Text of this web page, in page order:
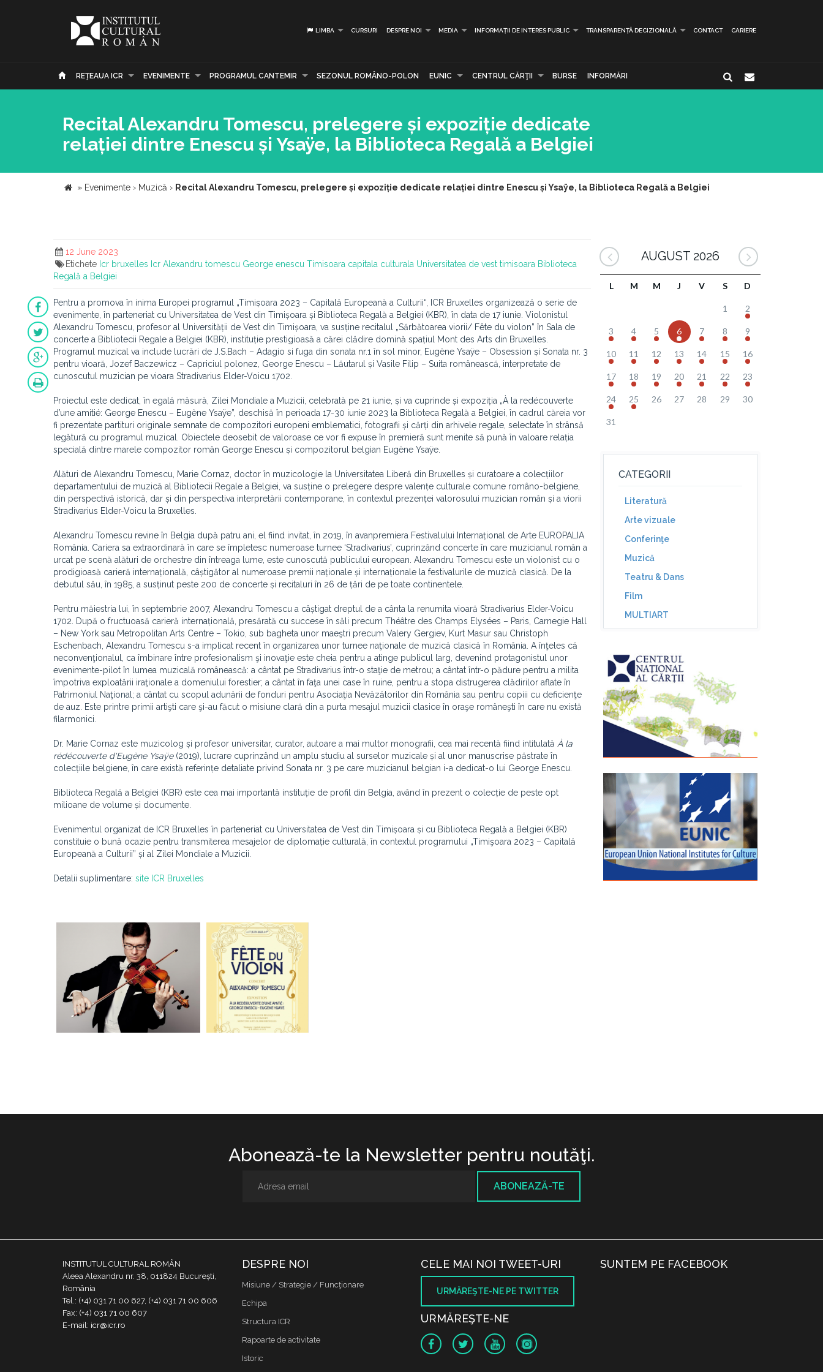
LIMBA CURSURI DESPRE NOI MEDIA INFORMAȚII DE INTERES PUBLIC TRANSPARENȚĂ DECIZIONALĂ CONTACT CARIERE
REŢEAUA ICR EVENIMENTE PROGRAMUL CANTEMIR SEZONUL ROMÂNO-POLON EUNIC CENTRUL CĂRŢII BURSE INFORMĂRI
Recital Alexandru Tomescu, prelegere și expoziție dedicate
relației dintre Enescu și Ysaÿe, la Biblioteca Regală a Belgiei
» Evenimente › Muzică › Recital Alexandru Tomescu, prelegere și expoziție dedicate relației dintre Enescu și Ysaÿe, la Biblioteca Regală a Belgiei
12 June 2023
Etichete Icr bruxelles Icr Alexandru tomescu George enescu Timisoara capitala culturala Universitatea de vest timisoara Biblioteca
Regală a Belgiei
Pentru a promova în inima Europei programul „Timișoara 2023 – Capitală Europeană a Culturii“, ICR Bruxelles organizează o serie de
evenimente, în parteneriat cu Universitatea de Vest din Timișoara și Biblioteca Regală a Belgiei (KBR), în data de 17 iunie. Violonistul
Alexandru Tomescu, profesor al Universității de Vest din Timișoara, va susține recitalul „Sărbătoarea viorii/ Fête du violon” în Sala de
concerte a Bibliotecii Regale a Belgiei (KBR), instituție prestigioasă a cărei clădire domină spațiul Mont des Arts din Bruxelles.
Programul muzical va include lucrări de J.S.Bach – Adagio si fuga din sonata nr.1 în sol minor, Eugène Ysaÿe – Obsession și Sonata nr. 3
pentru vioară, Jozef Baczewicz – Capriciul polonez, George Enescu – Lăutarul și Vasile Filip – Suita românească, interpretate de
cunoscutul muzician pe vioara Stradivarius Elder-Voicu 1702.
Proiectul este dedicat, în egală măsură, Zilei Mondiale a Muzicii, celebrată pe 21 iunie, și va cuprinde și expoziția „À la redécouverte
d’une amitié: George Enescu – Eugène Ysaÿe”, deschisă în perioada 17-30 iunie 2023 la Biblioteca Regală a Belgiei, în cadrul căreia vor
fi prezentate partituri originale semnate de compozitori europeni emblematici, fotografii și cărți din arhivele regale, selectate în strânsă
legătură cu programul muzical. Obiectele deosebit de valoroase ce vor fi expuse în premieră sunt menite să pună în valoare relația
specială dintre marele compozitor român George Enescu și compozitorul belgian Eugène Ysaÿe.
Alături de Alexandru Tomescu, Marie Cornaz, doctor în muzicologie la Universitatea Liberă din Bruxelles și curatoare a colecțiilor
departamentului de muzică al Bibliotecii Regale a Belgiei, va susține o prelegere despre valențe culturale comune româno-belgiene,
din perspectivă istorică, dar și din perspectiva interpretării contemporane, în contextul prezenței valorosului muzician român și a viorii
Stradivarius Elder-Voicu la Bruxelles.
Alexandru Tomescu revine în Belgia după patru ani, el fiind invitat, în 2019, în avanpremiera Festivalului Internațional de Arte EUROPALIA
România. Cariera sa extraordinară în care se împletesc numeroase turnee ‘Stradivarius’, cuprinzând concerte în care muzicianul român a
urcat pe scenă alături de orchestre din întreaga lume, este cunoscută publicului european. Alexandru Tomescu este un violonist cu o
prodigioasă carieră internațională, câștigător al numeroase premii naționale și internaționale la festivalurile de muzică clasică. De la
debutul său, în 1985, a susținut peste 200 de concerte și recitaluri în 26 de țări de pe toate continentele.
Pentru măiestria lui, în septembrie 2007, Alexandru Tomescu a câștigat dreptul de a cânta la renumita vioară Stradivarius Elder-Voicu
1702. După o fructuoasă carieră internațională, presărată cu succese în săli precum Théâtre des Champs Elysées – Paris, Carnegie Hall
– New York sau Metropolitan Arts Centre – Tokio, sub bagheta unor maeştri precum Valery Gergiev, Kurt Masur sau Christoph
Eschenbach, Alexandru Tomescu s-a implicat recent în organizarea unor turnee naţionale de muzică clasică în România. A înţeles că
neconvenţionalul, ca îmbinare între profesionalism şi inovaţie este cheia pentru a atinge publicul larg, devenind protagonistul unor
evenimente-pilot în lumea muzicală românească: a cântat pe Stradivarius într-o staţie de metrou; a cântat într-o pădure pentru a milita
împotriva exploatării iraţionale a domeniului forestier; a cântat în faţa unei case în ruine, pentru a stopa distrugerea clădirilor aflate în
Patrimoniul Naţional; a cântat cu scopul adunării de fonduri pentru Asociaţia Nevăzătorilor din România sau pentru copiii cu deficienţe
de auz. Este printre primii artişti care şi-au făcut o misiune clară din a purta mesajul muzicii clasice în oraşe româneşti în care nu există
filarmonici.
Dr. Marie Cornaz este muzicolog și profesor universitar, curator, autoare a mai multor monografii, cea mai recentă fiind intitulată À la
rédécouverte d'Eugène Ysaÿe(2019), lucrare cuprinzând un amplu studiu al surselor muzicale și al unor manuscrise păstrate în
colecțiile belgiene, în care există referințe detaliate privind Sonata nr. 3 pe care muzicianul belgian i-a dedicat-o lui George Enescu.
Biblioteca Regală a Belgiei (KBR) este cea mai importantă instituție de profil din Belgia, având în prezent o colecție de peste opt
milioane de volume și documente.
Evenimentul organizat de ICR Bruxelles în parteneriat cu Universitatea de Vest din Timișoara și cu Biblioteca Regală a Belgiei (KBR)
constituie o bună ocazie pentru transmiterea mesajelor de diplomație culturală, în contextul programului „Timişoara 2023 – Capitală
Europeană a Culturii” și al Zilei Mondiale a Muzicii.
Detalii suplimentare: site ICR Bruxelles
AUGUST 2026
L M M J V S D
1 2
3 4 5 6 7 8 9
10 11 12 13 14 15 16
17 18 19 20 21 22 23
24 25 26 27 28 29 30
31
CATEGORII
Literatură
Arte vizuale
Conferinţe
Muzică
Teatru & Dans
Film
MULTIART
Abonează-te la Newsletter pentru noutăţi.
ABONEAZĂ-TE
INSTITUTUL CULTURAL ROMÂN
Aleea Alexandru nr. 38, 011824 București,
România
Tel.: (+4) 031 71 00 627, (+4) 031 71 00 606
Fax: (+4) 031 71 00 607
E-mail: icr@icr.ro
DESPRE NOI
Misiune / Strategie / Funcţionare
Echipa
Structura ICR
Rapoarte de activitate
Istoric
CELE MAI NOI TWEET-URI
URMĂREŞTE-NE PE TWITTER
URMĂREŞTE-NE
SUNTEM PE FACEBOOK